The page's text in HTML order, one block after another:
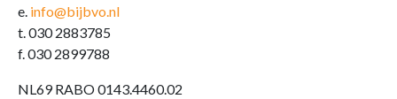
e. info@bijbvo.nl
t. 030 2883785
f. 030 2899788
NL69 RABO 0143.4460.02